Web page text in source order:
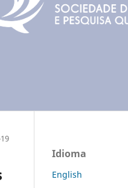
Idioma
English